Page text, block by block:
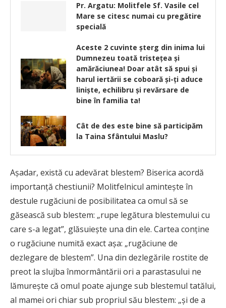
Pr. Argatu: Molitfele Sf. Vasile cel
Mare se citesc numai cu pregătire
specială
Aceste 2 cuvinte şterg din inima lui
Dumnezeu toată tristeţea şi
amărăciunea! Doar atât să spui și
harul iertării se coboară și-ți aduce
liniște, echilibru și revărsare de
bine în familia ta!
Cât de des este bine să participăm
la Taina Sfântului Maslu?
Așadar, există cu adevărat blestem? Biserica acordă
importanță chestiunii? Molitfelnicul amintește în
destule rugăciuni de posibilitatea ca omul să se
găsească sub blestem: „rupe legătura blestemului cu
care s-a legat”, glăsuiește una din ele. Cartea conține
o rugăciune numită exact aşa: „rugăciune de
dezlegare de blestem”. Una din dezlegările rostite de
preot la slujba înmormântării ori a parastasului ne
lămurește că omul poate ajunge sub blestemul tatălui,
al mamei ori chiar sub propriul său blestem: „și de a